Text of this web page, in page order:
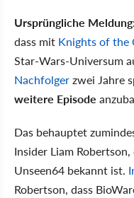
Ursprüngliche
dass mit Knights of the
Star-Wars-Universum
Nachfolgerzwei Jahre
weitere Episode
Das behauptet
Insider Liam
Unseen64 bekannt ist.
Robertson, dass